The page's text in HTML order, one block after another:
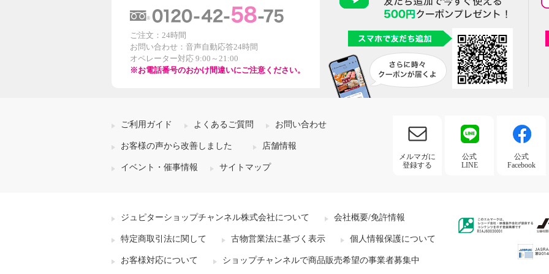
ご注文：24時間
お問い合わせ：音声自動応答24時間
オペレーター対応 9:00～21:00
※お電話番号のおかけ間違いにご注意ください。
ご利用ガイド よくあるご質問 お問い合わせ
お客様の声から改善しました 店舗情報
イベント・催事情報 サイトマップ
メルマガに
登録する
公式
LINE
公式
Facebook
ジュピターショップチャンネル株式会社について 会社概要/免許情報
特定商取引法に関して 古物営業法に基づく表示 個人情報保護について
お客様対応について ショップチャンネルで商品販売希望の事業者募集中